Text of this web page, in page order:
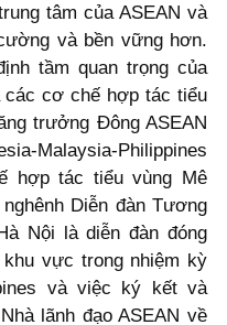
tâm của ASEAN và
và bền vững hơn.
tầm quan trọng của
cơ chế hợp tác tiểu
trưởng Đông ASEAN
Malaysia-Philippines
hợp tác tiểu vùng Mê
Diễn đàn Tương
Nội là diễn đàn đóng
vực trong nhiệm kỳ
và việc ký kết và
lãnh đạo ASEAN về